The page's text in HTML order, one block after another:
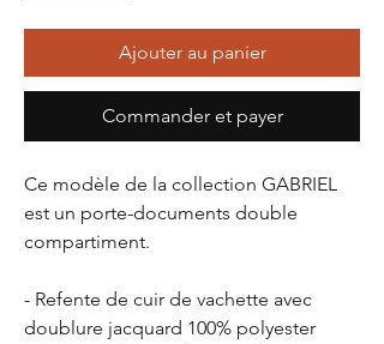
Ajouter au panier
Commander et payer
Ce modèle de la collection GABRIEL
est un porte-documents double
compartiment.
- Refente de cuir de vachette avec
doublure jacquard 100% polyester